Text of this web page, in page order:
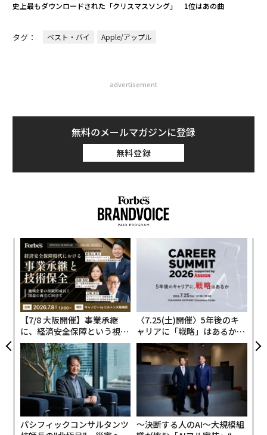
史上最もダウンロードされた「クリスマスソング」 1位はあの曲
タグ： ベスト・バイ Apple/アップル
advertisement
無料のメールマガジンに登録
無料登録
【7/8 大阪開催】事業承継
に、経済安全保障という視点
が加わるとき──経営者が問
われる新たな判断軸
〈7.25(土)開催〉5年後のキ
ャリアに「戦略」はあるか。
トップエグゼクティブのキャ
リアに触れる1日│CAREER S
UMMIT 2026
パシフィックコンサルタンツ
〜決断する人のAI〜大規模組